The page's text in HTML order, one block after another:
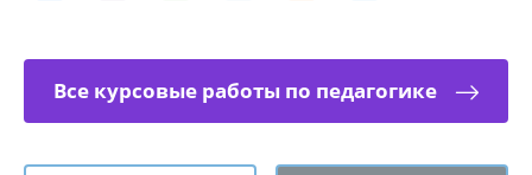
Все курсовые работы по педагогике